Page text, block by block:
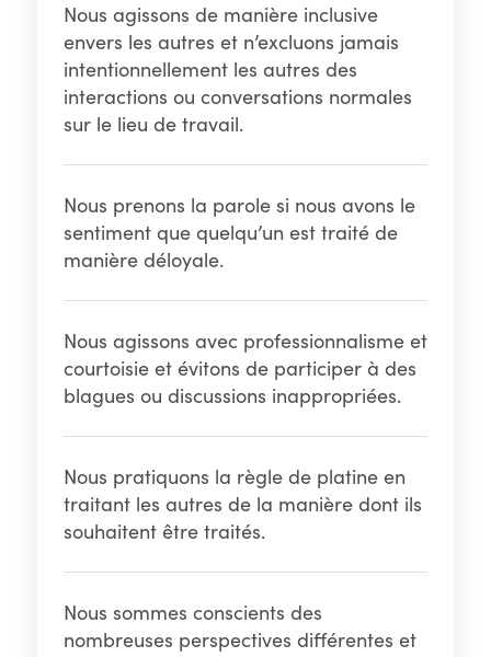
Nous agissons de manière inclusive
envers les autres et n’excluons jamais
intentionnellement les autres des
interactions ou conversations normales
sur le lieu de travail.
Nous prenons la parole si nous avons le
sentiment que quelqu’un est traité de
manière déloyale.
Nous agissons avec professionnalisme et
courtoisie et évitons de participer à des
blagues ou discussions inappropriées.
Nous pratiquons la règle de platine en
traitant les autres de la manière dont ils
souhaitent être traités.
Nous sommes conscients des
nombreuses perspectives différentes et